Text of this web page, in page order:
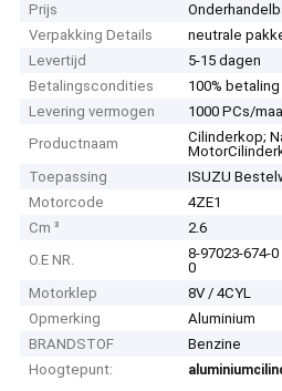
Prijs
Verpakking Details
neutrale
Levertijd
5-15 dagen
Betalingscondities
100%
Levering vermogen
1000 PCs/
Productnaam
Cilinderkop;
Toepassing
ISUZU
Motorcode
4ZE1
Cm ³
2.6
O.E NR.
8-97023-674-
0
Motorklep
8V / 4CYL
Opmerking
Aluminium
BRANDSTOF
Benzine
Hoogtepunt: